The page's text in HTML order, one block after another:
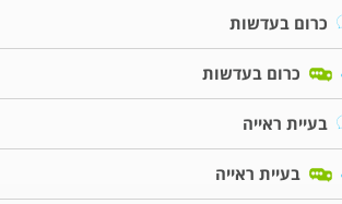
כרום בעדשות
כרום בעדשות
בעיית ראייה
בעיית ראייה